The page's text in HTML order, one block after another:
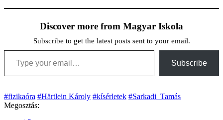
Discover more from Magyar Iskola
Subscribe to get the latest posts sent to your email.
Type your email…
Subscribe
#fizikaóra #Härtlein Károly #kísérletek #Sarkadi_Tamás
Megosztás: